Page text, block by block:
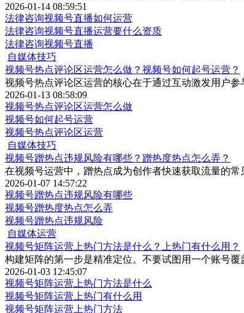
2026-01-14 08:59:51
法律咨询视频号直播如何运营
法律咨询视频号直播运营要什么资质
法律咨询视频号直播
自媒体技巧
视频号热点评论区运营怎么做？视频号如何起号运营？
视频号热点评论区运营的核心在于通过互动激发用户参
2026-01-13 08:58:09
视频号热点评论区运营怎么做
视频号如何起号运营
视频号热点评论区运营
自媒体技巧
视频号蹭热点违规风险有哪些？蹭热度热点怎么弄？
在视频号运营中，蹭热点成为创作者快速获取流量的常
2026-01-07 14:57:22
视频号蹭热点违规风险有哪些
视频号蹭热度热点怎么弄
视频号蹭热点违规风险
自媒体运营
视频号矩阵运营上热门方法是什么？上热门有什么用？
构建矩阵的第一步是精准定位。不要试图用一个账号
2026-01-03 12:45:07
视频号矩阵运营上热门方法是什么
视频号矩阵运营上热门有什么用
视频号矩阵运营上热门方法